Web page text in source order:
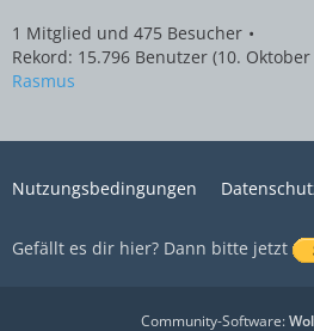
1 Mitglied und 475 Besucher
Rekord: 15.796 Benutzer (10.
Rasmus
Nutzungsbedingungen
Gefällt es dir hier? Dann bitte jetzt
Community-Software: